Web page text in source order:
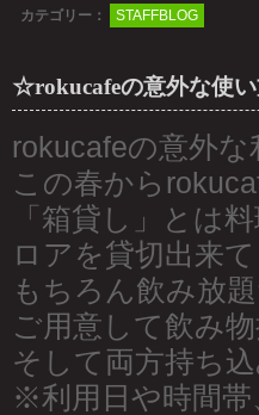
カテゴリー： STAFFBLOG
☆rokucafeの意外な使
rokucafeの意外
この春から
「箱貸し」とは
ロアを貸切出来
もちろん飲み放
ご用意して飲み
そして両方持ち
※利用日や時間帯